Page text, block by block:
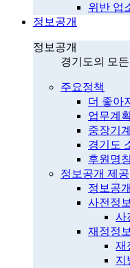
위반 업
정보공개
정보공개
경기도의 모
주요정책
더 좋아
업무계획
중장기
경기도
후원명
정보공개 제공
정보공
사전정
사
재정정보
재
지